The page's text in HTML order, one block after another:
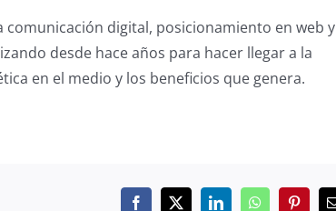
digital, posicionamiento en web y
desde hace años para hacer llegar a la
en el medio y los beneficios que genera.